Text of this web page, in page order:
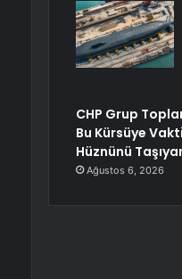
CHP Grup
Bu Kürsüye
Hüznünü
Ağustos 6, 2026